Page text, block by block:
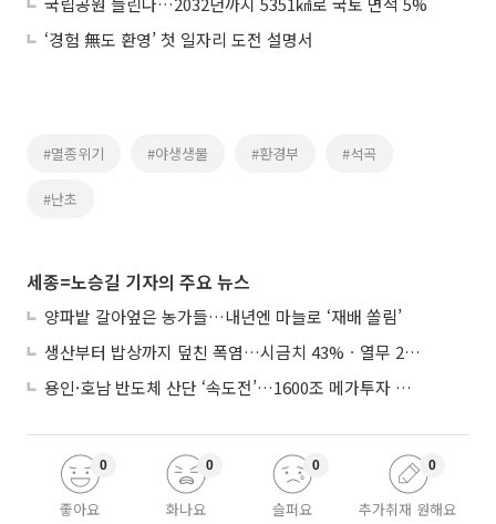
‘경험 無도 환영’ 첫 일자리 도전 설명서
#멸종위기 #야생생물 #환경부 #석곡
#난초
세종=노승길 기자의 주요 뉴스
양파밭 갈아엎은 농가들…내년엔 마늘로 ‘재배 쏠림’
생산부터 밥상까지 덮친 폭염…시금치 43%ㆍ열무 28% 급등
용인·호남 반도체 산단 ‘속도전’…1600조 메가투자 이행 총력
좋아요
0
화나요
0
슬퍼요
0
추가취재 원해요
0